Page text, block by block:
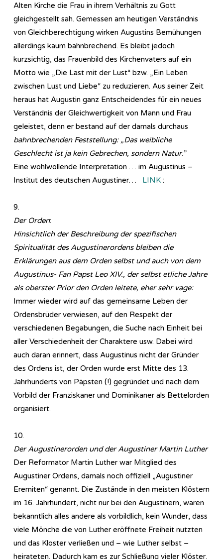
Alten Kirche die Frau in ihrem Verhältnis zu Gott
gleichgestellt sah. Gemessen am heutigen Verständnis
von Gleichberechtigung wirken Augustins Bemühungen
allerdings kaum bahnbrechend. Es bleibt jedoch
kurzsichtig, das Frauenbild des Kirchenvaters auf ein
Motto wie „Die Last mit der Lust“ bzw. „Ein Leben
zwischen Lust und Liebe“ zu reduzieren. Aus seiner Zeit
heraus hat Augustin ganz Entscheidendes für ein neues
Verständnis der Gleichwertigkeit von Mann und Frau
geleistet, denn er bestand auf der damals durchaus
bahnbrechenden Feststellung: „Das weibliche
Geschlecht ist ja kein Gebrechen, sondern Natur.”
Eine wohlwollende Interpretation … im Augustinus –
Institut des deutschen Augustiner… LINK :
9.
Der Orden:
Hinsichtlich der Beschreibung der spezifischen
Spiritualität des Augustinerordens bleiben die
Erklärungen aus dem Orden selbst und auch von dem
Augustinus- Fan Papst Leo XIV., der selbst etliche Jahre
als oberster Prior den Orden leitete, eher sehr vage:
Immer wieder wird auf das gemeinsame Leben der
Ordensbrüder verwiesen, auf den Respekt der
verschiedenen Begabungen, die Suche nach Einheit bei
aller Verschiedenheit der Charaktere usw. Dabei wird
auch daran erinnert, dass Augustinus nicht der Gründer
des Ordens ist, der Orden wurde erst Mitte des 13.
Jahrhunderts von Päpsten (!) gegründet und nach dem
Vorbild der Franziskaner und Dominikaner als Bettelorden
organisiert.
10.
Der Augustinerorden und der Augustiner Martin Luther
Der Reformator Martin Luther war Mitglied des
Augustiner Ordens, damals noch offiziell „Augustiner
Eremiten“ genannt. Die Zustände in den meisten Klöstern
im 16. Jahrhundert, nicht nur bei den Augustinern, waren
bekanntlich alles andere als vorbildlich, kein Wunder, dass
viele Mönche die von Luther eröffnete Freiheit nutzten
und das Kloster verließen und – wie Luther selbst –
heirateten. Dadurch kam es zur Schließung vieler Klöster.